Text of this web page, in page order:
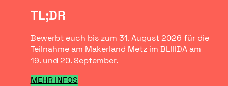
TL;DR
Bewerbt euch bis zum 31. August 2026 für die
Teilnahme am Makerland Metz im BLIIIDA am
19. und 20. September.
MEHR INFOS